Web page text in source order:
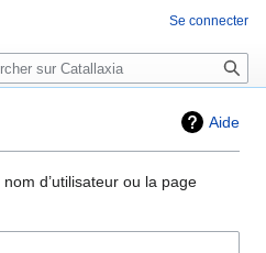
Aide
d’utilisateur ou la page
Se connecter